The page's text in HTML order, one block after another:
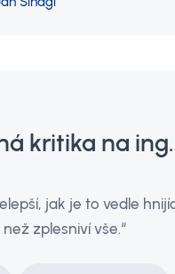
kritika na
jak je to vedle
zplesniví vše.“